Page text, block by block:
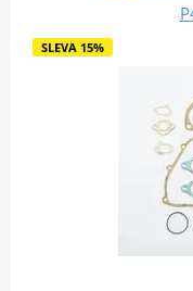
SLEVA 15%